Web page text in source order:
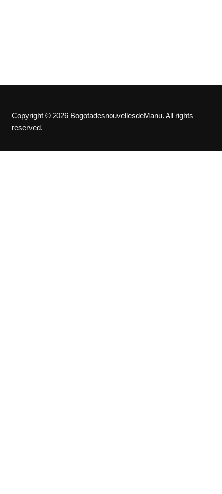
Copyright © 2026 BogotadesnouvellesdeManu. All rights
reserved.